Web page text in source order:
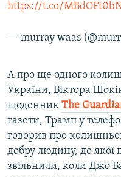
https://t.co/
— murray waas
А про ще одного
України, Віктора
щоденник The
газети, Трамп у
говорив про
добру людину, до якої
звільнили, коли Джо